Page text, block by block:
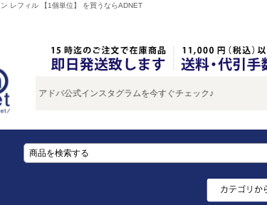
レフィル 【1個単位】 を買うならADNET
公式インスタグラムを今すぐチェック♪